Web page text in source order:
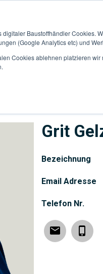
digitaler Baustoffhändler Cookies.
(Google Analytics etc) und
Cookies ablehnen platzieren
Grit
Bezeichnung
Email Adresse
Telefon Nr.
Email